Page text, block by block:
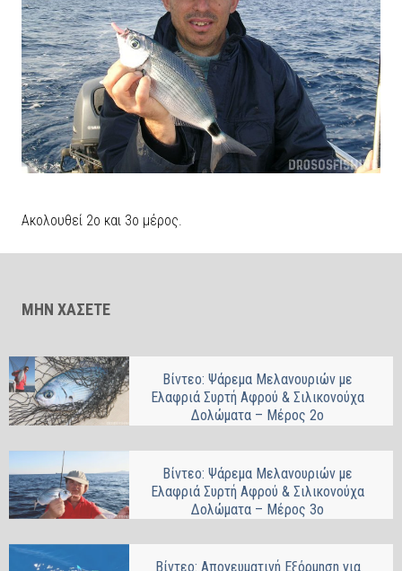
Ακολουθεί 2ο και 3ο μέρος.
ΜΗΝ ΧΑΣΕΤΕ
Βίντεο: Ψάρεμα Μελανουριών με
Ελαφριά Συρτή Αφρού & Σιλικονούχα
Δολώματα – Μέρος 2ο
Βίντεο: Ψάρεμα Μελανουριών με
Ελαφριά Συρτή Αφρού & Σιλικονούχα
Δολώματα – Μέρος 3ο
Βίντεο: Απογευματινή Εξόρμηση για